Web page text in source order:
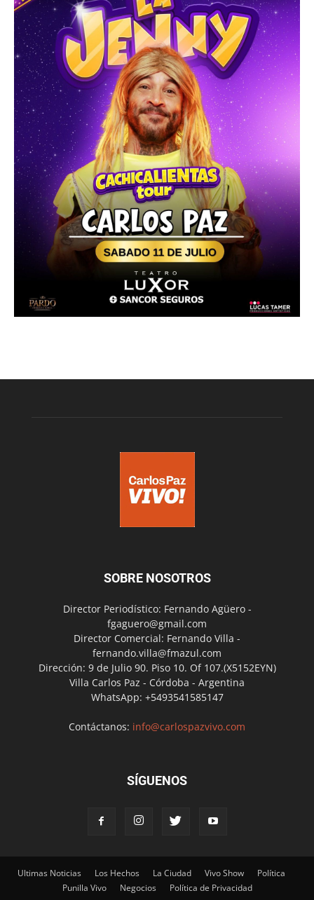
SOBRE NOSOTROS
Director Periodístico: Fernando Agüero -
fgaguero@gmail.com
Director Comercial: Fernando Villa -
fernando.villa@fmazul.com
Dirección: 9 de Julio 90. Piso 10. Of 107.(X5152EYN)
Villa Carlos Paz - Córdoba - Argentina
WhatsApp: +5493541585147
Contáctanos: info@carlospazvivo.com
SÍGUENOS
Ultimas Noticias Los Hechos La Ciudad Vivo Show
Política
Punilla Vivo
Negocios Política de Privacidad